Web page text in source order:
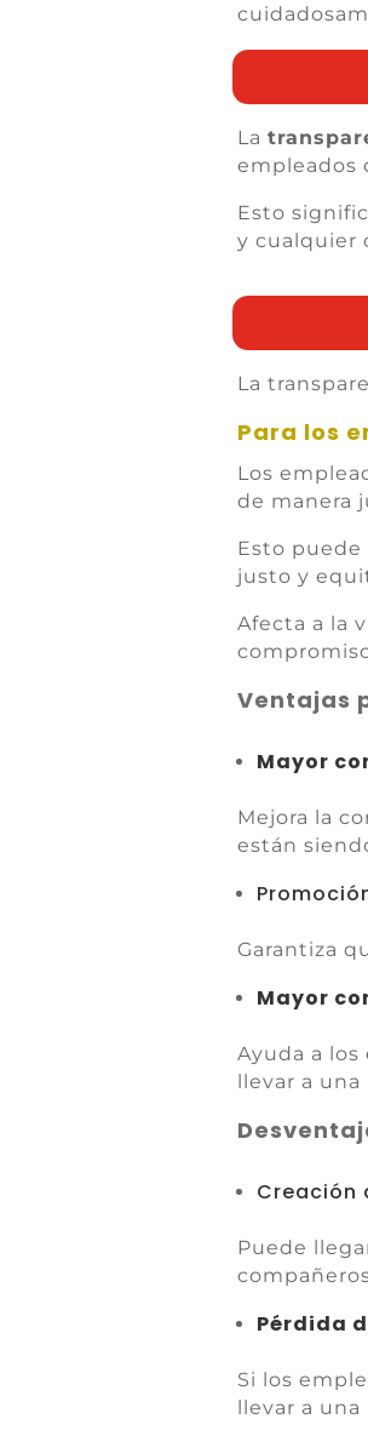
La
empleados
Esto
y cualquier
La
Para los
Los
de manera
Esto puede
justo y
Afecta a la
Ventajas
Mayor
Mejora la
están
Garantiza
Mayor
Ayuda a
llevar a
Creación
Puede
Pérdida
Si los
llevar a